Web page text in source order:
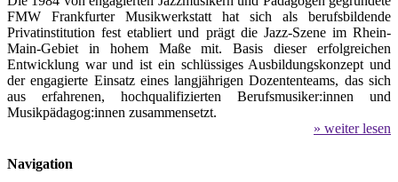
FMW Frankfurter Musikwerkstatt hat sich als berufsbildende
Privatinstitution fest etabliert und prägt die Jazz-Szene im Rhein-
Main-Gebiet in hohem Maße mit. Basis dieser erfolgreichen
Entwicklung war und ist ein schlüssiges Ausbildungskonzept und
der engagierte Einsatz eines langjährigen Dozententeams, das sich
aus erfahrenen, hochqualifizierten Berufsmusiker:innen und
Musikpädagog:innen zusammensetzt.
» weiter lesen
Navigation